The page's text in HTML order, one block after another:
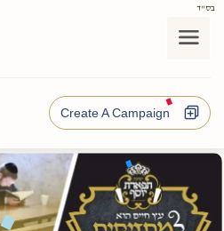
בס"ד
Create A Campaign